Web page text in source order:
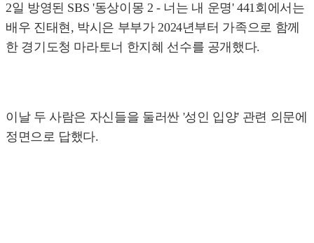
2일 방영된 SBS '동상이몽 2 - 너는 내 운명' 441회에서는
배우 진태현, 박시은 부부가 2024년부터 가족으로 함께
한 경기도청 마라토너 한지혜 선수를 공개했다.
이날 두 사람은 자신들을 둘러싼 '성인 입양' 관련 의문에
정면으로 답했다.